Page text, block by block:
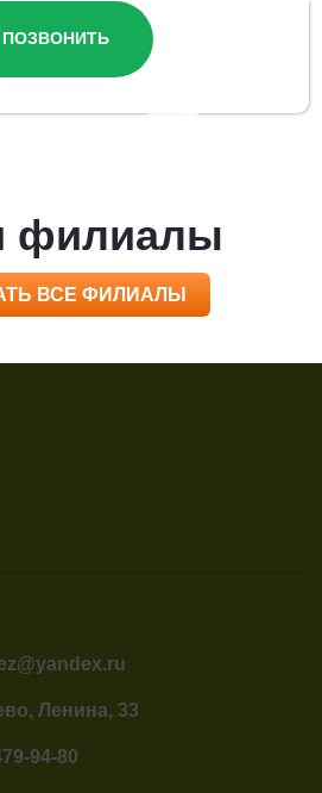
ПОЗВОНИТЬ
филиалы
ВСЕ ФИЛИАЛЫ
Ленина, 33
94-80